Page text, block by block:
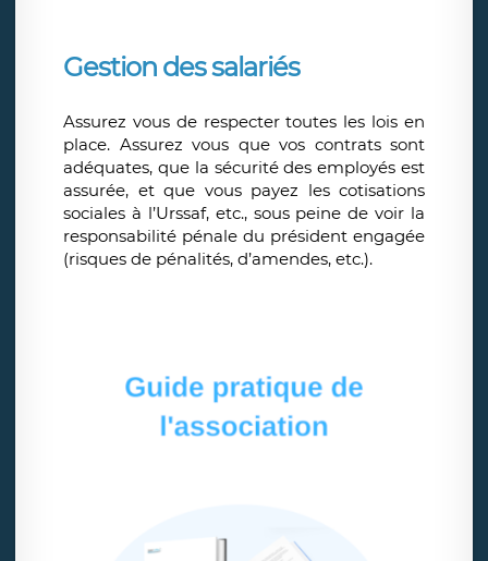
Gestion des salariés
Assurez vous de respecter toutes les lois en
place. Assurez vous que vos contrats sont
adéquates, que la sécurité des employés est
assurée, et que vous payez les cotisations
sociales à l’Urssaf, etc., sous peine de voir la
responsabilité pénale du président engagée
(risques de pénalités, d’amendes, etc.).